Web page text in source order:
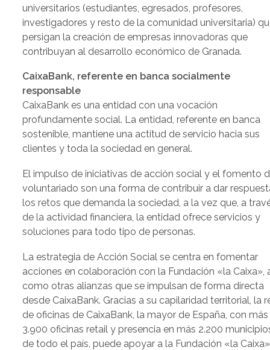
universitarios (estudiantes, egresados, profesores,
investigadores y resto de la comunidad universitaria)
persigan la creación de empresas innovadoras que
contribuyan al desarrollo económico de Granada.
CaixaBank, referente en banca socialmente
responsable
CaixaBank es una entidad con una vocación
profundamente social. La entidad, referente en banca
sostenible, mantiene una actitud de servicio hacia sus
clientes y toda la sociedad en general.
El impulso de iniciativas de acción social y el fomento
voluntariado son una forma de contribuir a dar
los retos que demanda la sociedad, a la vez que, a
de la actividad financiera, la entidad ofrece servicios y
soluciones para todo tipo de personas.
La estrategia de Acción Social se centra en fomentar
acciones en colaboración con la Fundación «la Caixa»,
como otras alianzas que se impulsan de forma directa
desde CaixaBank. Gracias a su capilaridad territorial, la
de oficinas de CaixaBank, la mayor de España, con
3.900 oficinas retail y presencia en más 2.200
de todo el país, puede apoyar a la Fundación «la